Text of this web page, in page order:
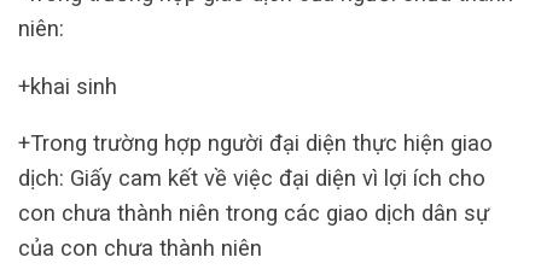
niên:
+khai sinh
+Trong trường hợp người đại diện thực hiện giao
dịch: Giấy cam kết về việc đại diện vì lợi ích cho
con chưa thành niên trong các giao dịch dân sự
của con chưa thành niên